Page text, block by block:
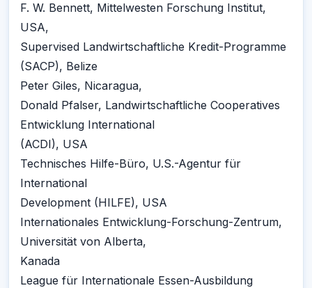
F. W. Bennett, Mittelwesten Forschung Institut,
USA,
Supervised Landwirtschaftliche Kredit-Programme
(SACP), Belize
Peter Giles, Nicaragua,
Donald Pfalser, Landwirtschaftliche Cooperatives
Entwicklung International
(ACDI), USA
Technisches Hilfe-Büro, U.S.-Agentur für
International
Development (HILFE), USA
Internationales Entwicklung-Forschung-Zentrum,
Universität von Alberta,
Kanada
League für Internationale Essen-Ausbildung